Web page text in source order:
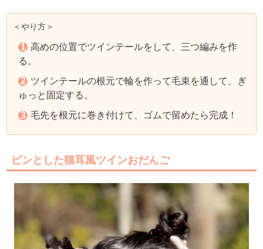
＜やり方＞
高めの位置でツインテールをして、三つ編みを作
る。
ツインテールの根元で輪を作って毛束を通して、ぎ
ゅっと固定する。
毛先を根元に巻き付けて、ゴムで留めたら完成！
ピンとした猫耳風ツインおだんご